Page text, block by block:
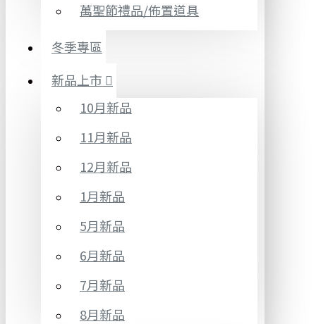
萬聖節禮品/佈置道具
冬季專區
新品上市
10月新品
11月新品
12月新品
1月新品
5月新品
6月新品
7月新品
8月新品